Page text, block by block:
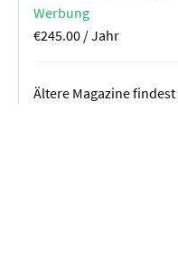
Werbung
€245.00 / Jahr
Ältere Magazine findest